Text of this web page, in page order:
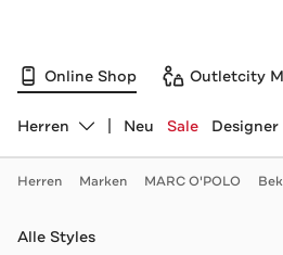
Online Shop Outletcity
Abteilung ändern, ausgewählt:
Herren Neu Sale Designer
Herren Marken MARC O'POLO
Navigation überspringen
Alle Styles